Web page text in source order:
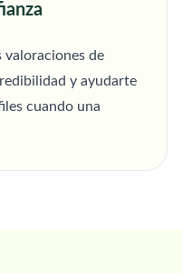
valoraciones de
y ayudarte
cuando una